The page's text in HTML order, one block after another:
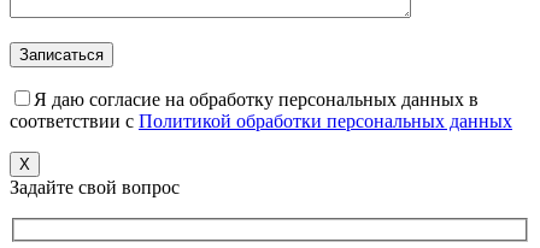
Я даю согласие на обработку персональных данных в
соответствии с Политикой обработки персональных данных
X
Задайте свой вопрос